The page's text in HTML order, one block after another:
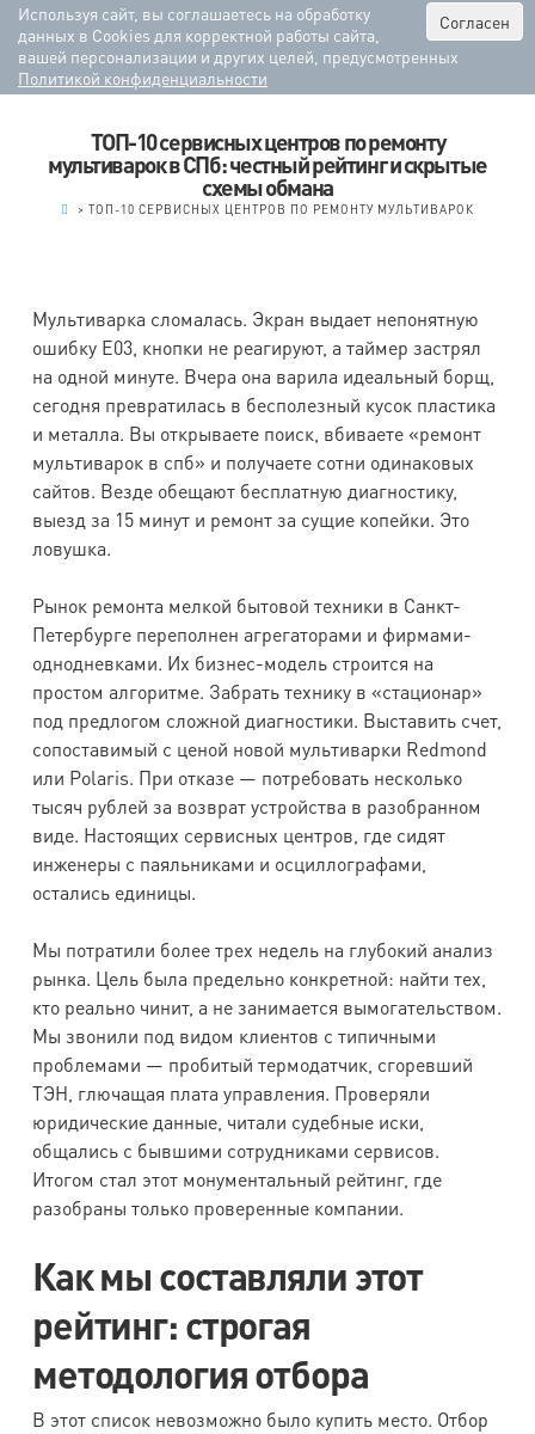
Согласен
Используя сайт, вы соглашаетесь на обработку
данных в Cookies для корректной работы сайта,
вашей персонализации и других целей, предусмотренных
Политикой конфиденциальности
ТОП-10 сервисных центров по ремонту
мультиварок в СПб: честный рейтинг и скрытые
схемы обмана
> ТОП-10 СЕРВИСНЫХ ЦЕНТРОВ ПО РЕМОНТУ МУЛЬТИВАРОК
Мультиварка сломалась. Экран выдает непонятную
ошибку E03, кнопки не реагируют, а таймер застрял
на одной минуте. Вчера она варила идеальный борщ,
сегодня превратилась в бесполезный кусок пластика
и металла. Вы открываете поиск, вбиваете «ремонт
мультиварок в спб» и получаете сотни одинаковых
сайтов. Везде обещают бесплатную диагностику,
выезд за 15 минут и ремонт за сущие копейки. Это
ловушка.
Рынок ремонта мелкой бытовой техники в Санкт-
Петербурге переполнен агрегаторами и фирмами-
однодневками. Их бизнес-модель строится на
простом алгоритме. Забрать технику в «стационар»
под предлогом сложной диагностики. Выставить счет,
сопоставимый с ценой новой мультиварки Redmond
или Polaris. При отказе — потребовать несколько
тысяч рублей за возврат устройства в разобранном
виде. Настоящих сервисных центров, где сидят
инженеры с паяльниками и осциллографами,
остались единицы.
Мы потратили более трех недель на глубокий анализ
рынка. Цель была предельно конкретной: найти тех,
кто реально чинит, а не занимается вымогательством.
Мы звонили под видом клиентов с типичными
проблемами — пробитый термодатчик, сгоревший
ТЭН, глючащая плата управления. Проверяли
юридические данные, читали судебные иски,
общались с бывшими сотрудниками сервисов.
Итогом стал этот монументальный рейтинг, где
разобраны только проверенные компании.
Как мы составляли этот
рейтинг: строгая
методология отбора
В этот список невозможно было купить место. Отбор